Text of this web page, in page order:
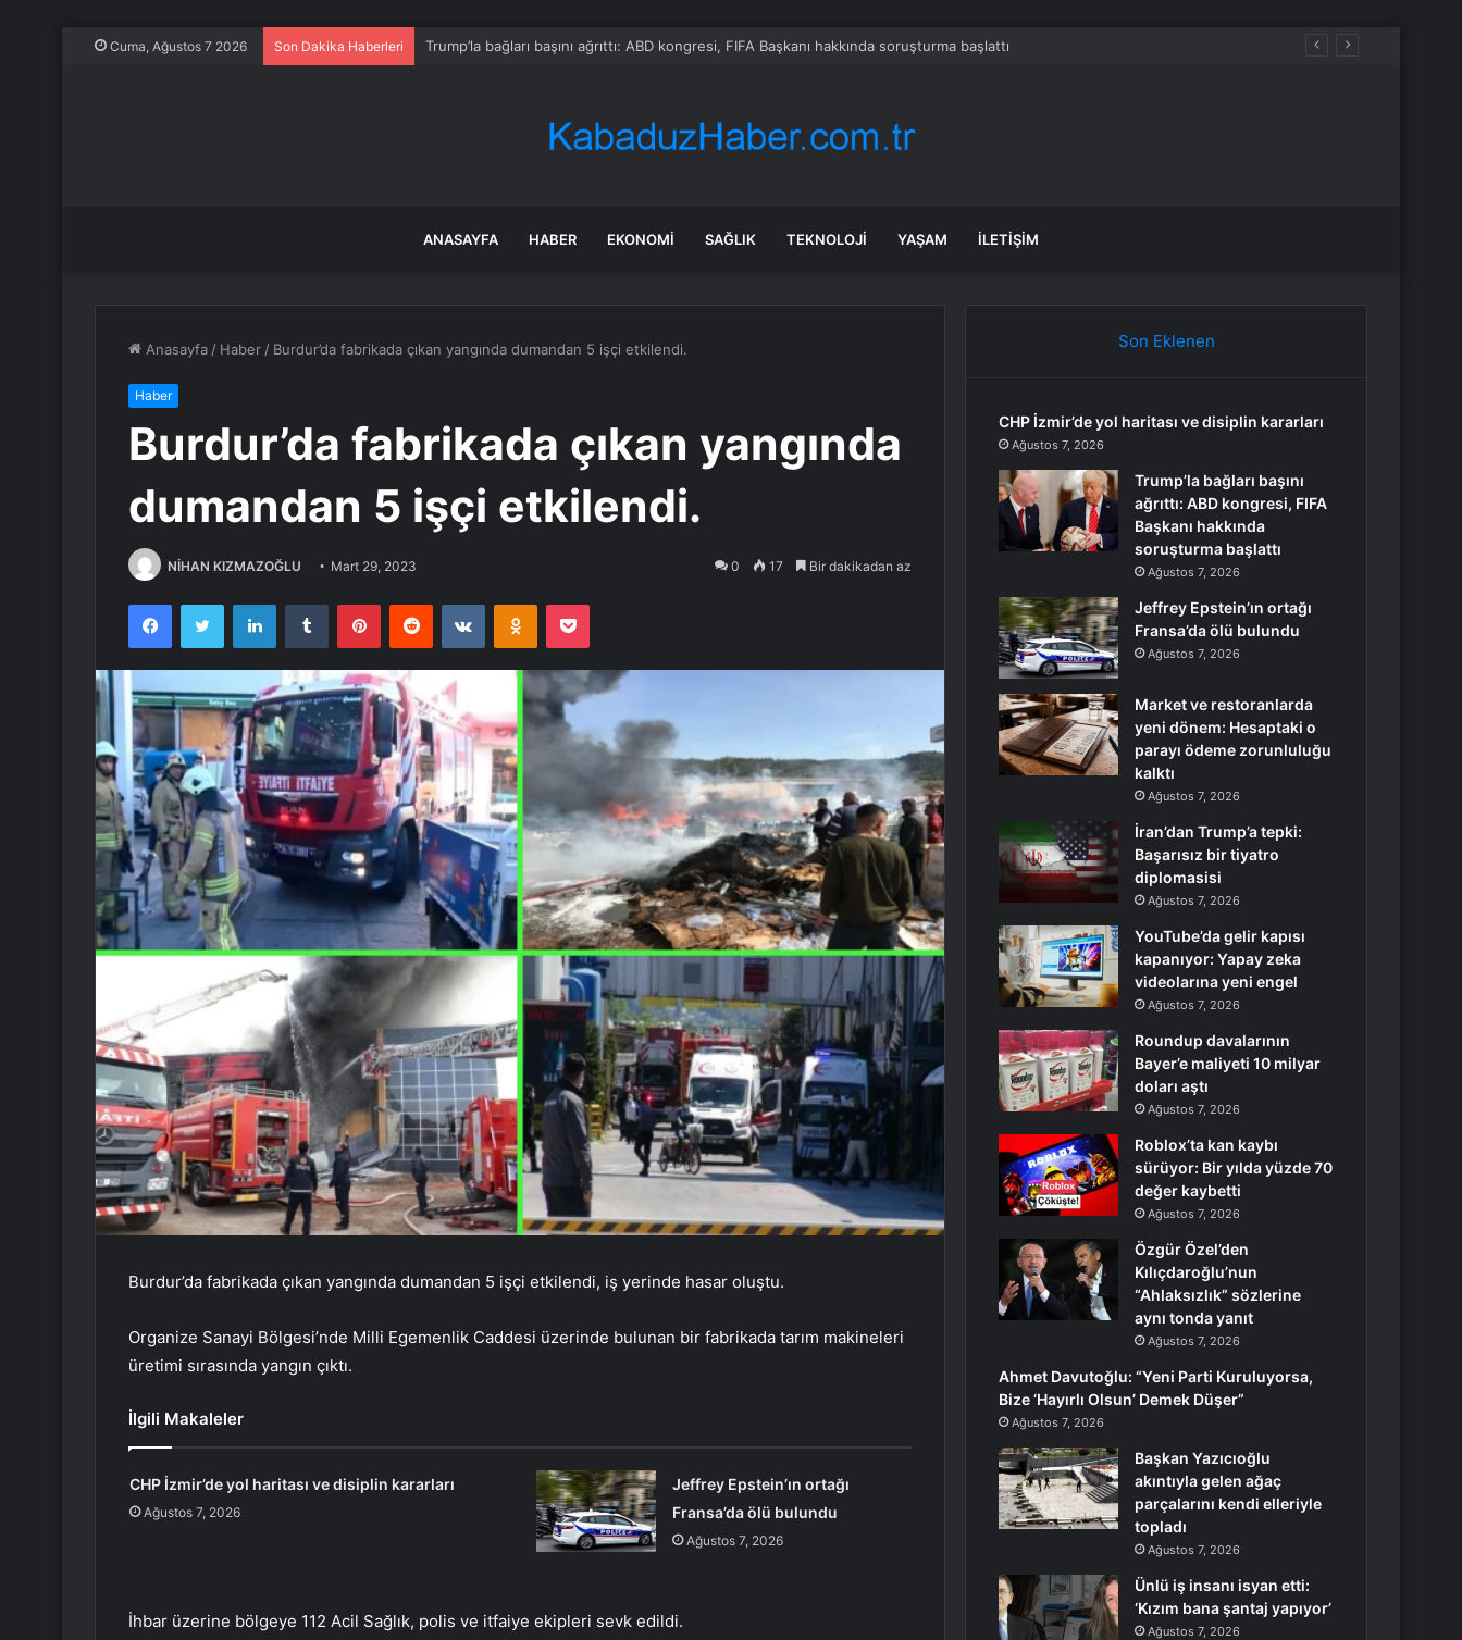
Cuma, Ağustos 7 2026 Son Dakika Haberleri Jeffrey Epstein’ın ortağı Fransa’da ölü bulundu
ANASAYFA HABER EKONOMI SAĞLIK TEKNOLOJI YAŞAM İLETIŞIM
Anasayfa / Haber / Burdur’da fabrikada çıkan yangında dumandan 5 işçi etkilendi.
Haber
Burdur’da fabrikada çıkan yangında
dumandan 5 işçi etkilendi.
NİHAN KIZMAZOĞLU Mart 29, 2023 0 17 Bir dakikadan az
FacebookTwitter LinkedInTumblr PinterestReddit VKontakteOdnoklassniki
Pocket
Burdur’da fabrikada çıkan yangında dumandan 5 işçi etkilendi, iş yerinde hasar oluştu.
Organize Sanayi Bölgesi’nde Milli Egemenlik Caddesi üzerinde bulunan bir fabrikada tarım makineleri
üretimi sırasında yangın çıktı.
İlgili Makaleler
CHP İzmir’de yol haritası ve disiplin kararları
Ağustos 7, 2026
Jeffrey Epstein’ın ortağı
Fransa’da ölü bulundu
Ağustos 7, 2026
İhbar üzerine bölgeye 112 Acil Sağlık, polis ve itfaiye ekipleri sevk edildi.
Son Eklenen
CHP İzmir’de yol haritası ve disiplin kararları
Ağustos 7, 2026
Trump’la bağları başını
ağrıttı: ABD kongresi, FIFA
Başkanı hakkında
soruşturma başlattı
Ağustos 7, 2026
Jeffrey Epstein’ın ortağı
Fransa’da ölü bulundu
Ağustos 7, 2026
Market ve restoranlarda
yeni dönem: Hesaptaki o
parayı ödeme zorunluluğu
kalktı
Ağustos 7, 2026
İran’dan Trump’a tepki:
Başarısız bir tiyatro
diplomasisi
Ağustos 7, 2026
YouTube’da gelir kapısı
kapanıyor: Yapay zeka
videolarına yeni engel
Ağustos 7, 2026
Roundup davalarının
Bayer’e maliyeti 10 milyar
doları aştı
Ağustos 7, 2026
Roblox’ta kan kaybı
sürüyor: Bir yılda yüzde 70
değer kaybetti
Ağustos 7, 2026
Özgür Özel’den
Kılıçdaroğlu’nun
“Ahlaksızlık” sözlerine
aynı tonda yanıt
Ağustos 7, 2026
Ahmet Davutoğlu: “Yeni Parti Kuruluyorsa,
Bize ‘Hayırlı Olsun’ Demek Düşer”
Ağustos 7, 2026
Başkan Yazıcıoğlu
akıntıyla gelen ağaç
parçalarını kendi elleriyle
topladı
Ağustos 7, 2026
Ünlü iş insanı isyan etti:
‘Kızım bana şantaj yapıyor’
Ağustos 7, 2026